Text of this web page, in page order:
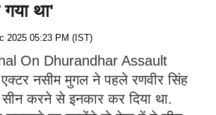
था'
05:23 PM (IST)
On Dhurandhar Assault
नसीम मुगल ने पहले रणवीर सिंह
करने से इनकार कर दिया था.